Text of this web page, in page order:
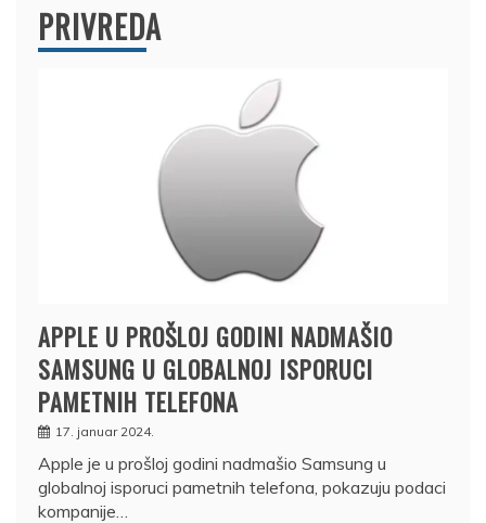
PRIVREDA
APPLE U PROŠLOJ GODINI NADMAŠIO
SAMSUNG U GLOBALNOJ ISPORUCI
PAMETNIH TELEFONA
17. januar 2024.
Apple je u prošloj godini nadmašio Samsung u
globalnoj isporuci pametnih telefona, pokazuju podaci
kompanije…